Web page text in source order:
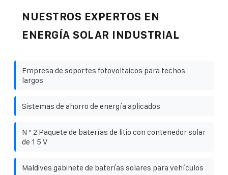
NUESTROS EXPERTOS EN
ENERGÍA SOLAR INDUSTRIAL
Empresa de soportes fotovoltaicos para techos
largos
Sistemas de ahorro de energía aplicados
N º 2 Paquete de baterías de litio con contenedor solar
de 1 5 V
Maldives gabinete de baterías solares para vehículos